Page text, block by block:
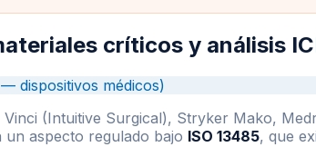
críticos y análisis
dispositivos médicos)
(Intuitive Surgical), Stryker Mako,
aspecto regulado bajo ISO 13485, que